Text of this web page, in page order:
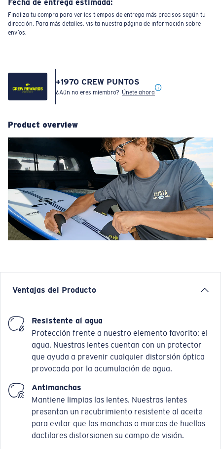
Fecha de entrega estimada:
Finaliza tu compra para ver los tiempos de entrega más precisos según tu
dirección. Para más detalles, visita nuestra página de información sobre
envíos.
+1970 CREW PUNTOS
¿Aún no eres miembro? Únete ahora
Product overview
Ventajas del Producto
Resistente al agua
Protección frente a nuestro elemento favorito: el
agua. Nuestras lentes cuentan con un protector
que ayuda a prevenir cualquier distorsión óptica
provocada por la acumulación de agua.
Antimanchas
Mantiene limpias las lentes. Nuestras lentes
presentan un recubrimiento resistente al aceite
para evitar que las manchas o marcas de huellas
dactilares distorsionen su campo de visión.